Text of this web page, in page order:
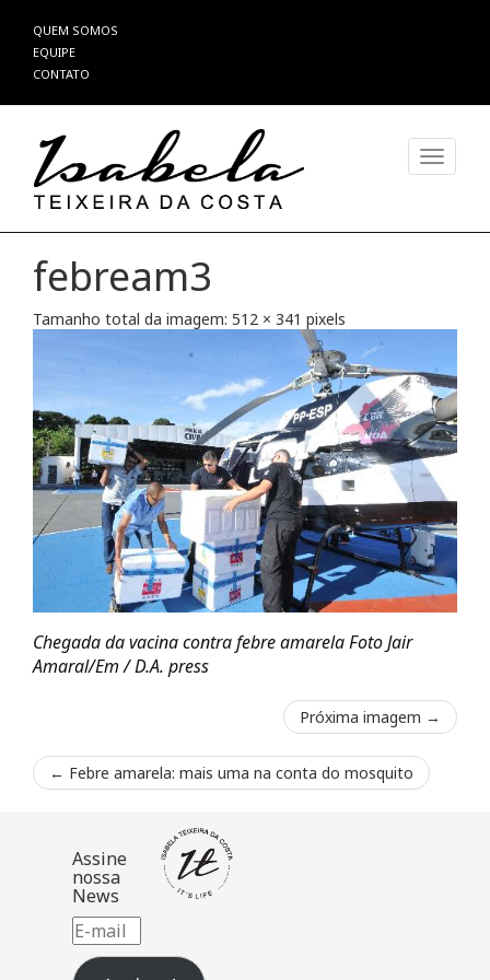
Pular
para
o
QUEM SOMOS
EQUIPE
CONTATO
febream3
Tamanho total da imagem: 512 × 341 pixels
Chegada da vacina contra febre amarela Foto Jair
Amaral/Em / D.A. press
Próxima imagem →
← Febre amarela: mais uma na conta do mosquito
Assine
nossa
News
E-
mail